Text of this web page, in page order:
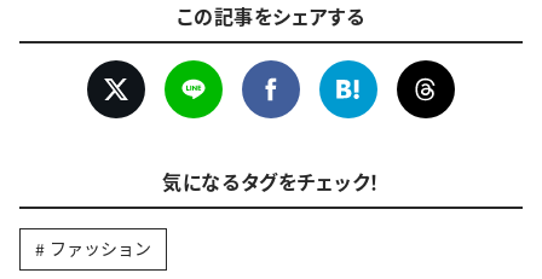
この記事をシェアする
気になるタグをチェック！
ファッション